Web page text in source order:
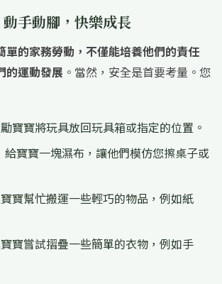
手動腳，快樂成長
單的家務勞動，不僅能培養他們的責任
的運動發展 。當然，安全是首要考量。您
寶寶將玩具放回玩具箱或指定的位置。
給寶寶一塊濕布，讓他們模仿您擦桌子或
寶幫忙搬運一些輕巧的物品，例如紙
寶嘗試摺疊一些簡單的衣物，例如手